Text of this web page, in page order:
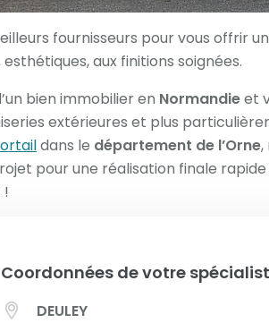
fournisseurs pour vous offrir
aux finitions soignées.
bien immobilier en Normandieet
extérieures et plus
dans le département de l’Orne,
pour une réalisation finale
!
Coordonnées de votre
DEULEY